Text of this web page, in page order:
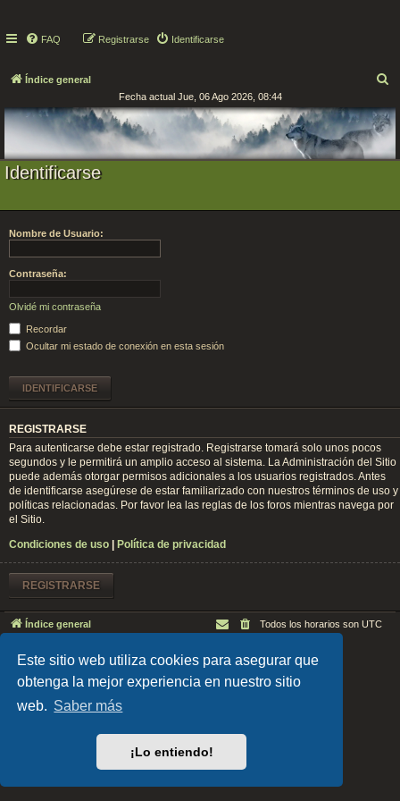
Este sitio web utiliza cookies para asegurar que
obtenga la mejor experiencia en nuestro sitio
web. Saber más
¡Lo entiendo!
FAQ Identificarse
Registrarse
Índice general
s
a
Fecha actual Jue, 06 Ago 2026, 08:44
Identificarse
Nombre de Usuario:
Contraseña:
Olvidé mi contraseña
Recordar
Ocultar mi estado de conexión en esta sesión
REGISTRARSE
Para autenticarse debe estar registrado. Registrarse tomará solo unos pocos
segundos y le permitirá un amplio acceso al sistema. La Administración del Sitio
puede además otorgar permisos adicionales a los usuarios registrados. Antes
de identificarse asegúrese de estar familiarizado con nuestros términos de uso y
políticas relacionadas. Por favor lea las reglas de los foros mientras navega por
el Sitio.
Condiciones de uso
Política de privacidad
REGISTRARSE
Índice general Todos los horarios son UTC
EARTH v.1.1.0 byFanFanlaTuFlippe
Traducción al español por phpBB España